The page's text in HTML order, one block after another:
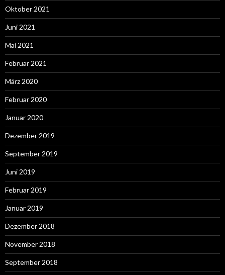
Oktober 2021
Juni 2021
Mai 2021
Februar 2021
März 2020
Februar 2020
Januar 2020
Dezember 2019
September 2019
Juni 2019
Februar 2019
Januar 2019
Dezember 2018
November 2018
September 2018